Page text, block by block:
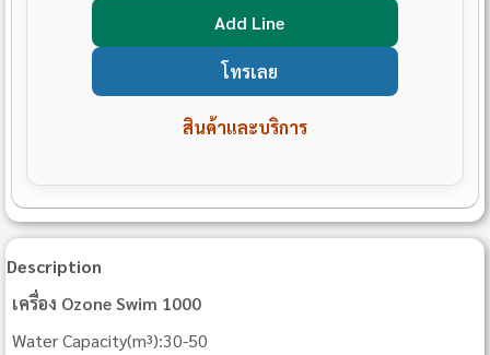
Add Line
โทรเลย
สินค้าและบริการ
Description
เครื่อง Ozone Swim 1000
Water Capacity(m³):30-50